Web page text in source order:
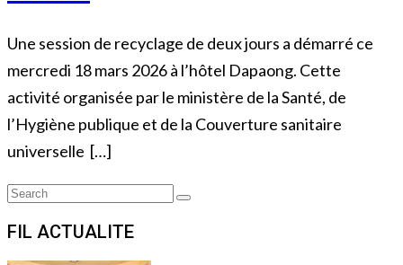
Une session de recyclage de deux jours a démarré ce
mercredi 18 mars 2026 à l’hôtel Dapaong. Cette
activité organisée par le ministère de la Santé, de
l’Hygiène publique et de la Couverture sanitaire
universelle […]
Search
Search
FIL ACTUALITE